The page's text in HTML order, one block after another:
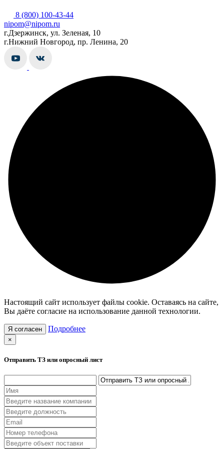
8 (800) 100-43-44
nipom@nipom.ru
г.Дзержинск, ул. Зеленая, 10
г.Нижний Новгород, пр. Ленина, 20
Настоящий сайт использует файлы cookie. Оставаясь на сайте,
Вы даёте согласие на использование данной технологии.
Подробнее
×
Отправить ТЗ или опросный лист